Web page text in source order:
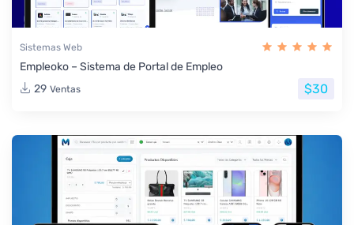
Sistemas Web
Empleoko – Sistema de Portal de Empleo
29 Ventas $30